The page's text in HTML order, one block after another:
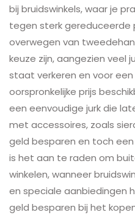
bij bruidswinkels, waar je
tegen sterk gereduceerde
overwegen van
keuze zijn, aangezien veel
staat verkeren en voor
oorspronkelijke prijs
een eenvoudige jurk die
met accessoires, zoals
geld besparen en toch
is het aan te raden om
winkelen, wanneer
en speciale aanbiedingen
geld besparen bij het